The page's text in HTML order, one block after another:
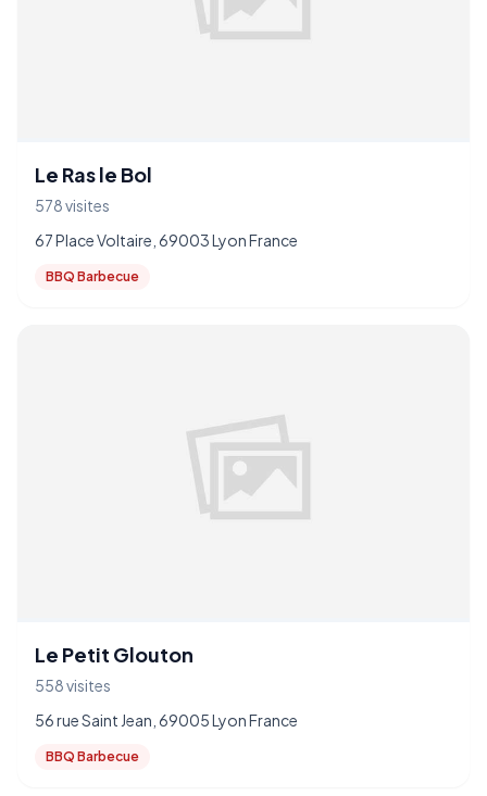
Le Ras le Bol
578 visites
67 Place Voltaire, 69003 Lyon France
BBQ Barbecue
Le Petit Glouton
558 visites
56 rue Saint Jean, 69005 Lyon France
BBQ Barbecue